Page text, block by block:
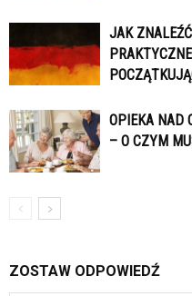
JAK
OPIEKA NAD
– O CZYM
ZOSTAW ODPOWIEDŹ